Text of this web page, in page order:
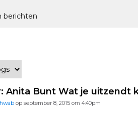
berichten
Anita Bunt Wat je uitzendt
op september 8, 2015 om 4:40pm